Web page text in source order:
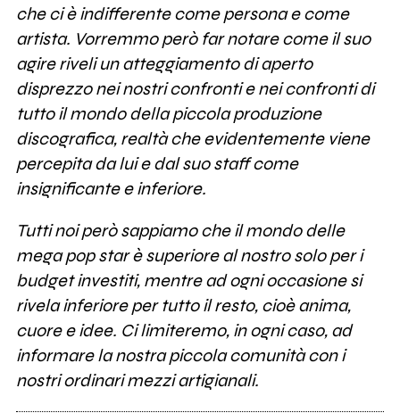
che ci è indifferente come persona e come
artista. Vorremmo però far notare come il suo
agire riveli un atteggiamento di aperto
disprezzo nei nostri confronti e nei confronti di
tutto il mondo della piccola produzione
discografica, realtà che evidentemente viene
percepita da lui e dal suo staff come
insignificante e inferiore.
Tutti noi però sappiamo che il mondo delle
mega pop star è superiore al nostro solo per i
budget investiti, mentre ad ogni occasione si
rivela inferiore per tutto il resto, cioè anima,
cuore e idee. Ci limiteremo, in ogni caso, ad
informare la nostra piccola comunità con i
nostri ordinari mezzi artigianali.